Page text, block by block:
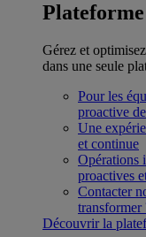
Gérez et
dans une seule
Pour les
proactive
Une
et continue
Opérations
proactives
Contacter
transformer
Découvrir la